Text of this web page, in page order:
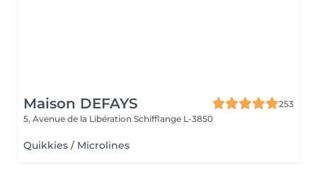
Maison DEFAYS
253
5, Avenue de la Libération Schifflange L-3850
Quikkies / Microlines